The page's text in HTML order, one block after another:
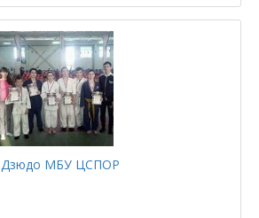
Дзюдо МБУ ЦСПОР